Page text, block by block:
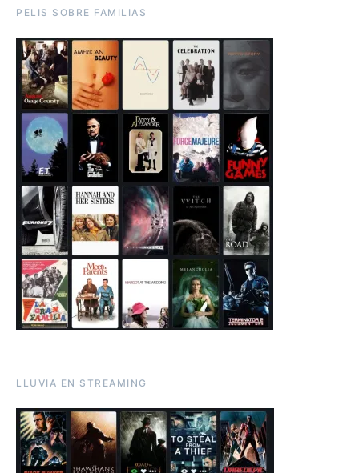
PELIS SOBRE FAMILIAS
LLUVIA EN STREAMING